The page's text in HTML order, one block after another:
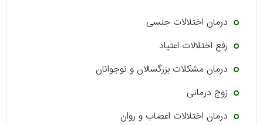
درمان اختلالات جنسی
رفع اختلالات اعتیاد
درمان مشکلات بزرگسالان و نوجوانان
زوج درمانی
درمان اختلالات اعصاب و روان